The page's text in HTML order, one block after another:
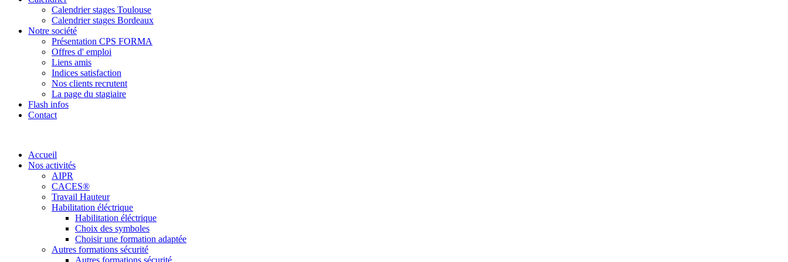
Calendrier stages Toulouse
Calendrier stages Bordeaux
Notre société
Présentation CPS FORMA
Offres d' emploi
Liens amis
Indices satisfaction
Nos clients recrutent
La page du stagiaire
Flash infos
Contact
Accueil
Nos activités
AIPR
CACES®
Travail Hauteur
Habilitation éléctrique
Habilitation éléctrique
Choix des symboles
Choisir une formation adaptée
Autres formations sécurité
Autres formations sécurité